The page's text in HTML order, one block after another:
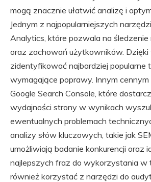
mogą znacznie ułatwić analizę i
Jednym z najpopularniejszych
Analytics, które pozwala na śledzenie
oraz zachowań użytkowników. Dzięki
zidentyfikować najbardziej popularne
wymagające poprawy. Innym
Google Search Console, które
wydajności strony w wynikach
ewentualnych problemach
analizy słów kluczowych, takie jak
umożliwiają badanie konkurencji oraz
najlepszych fraz do wykorzystania w
również korzystać z narzędzi do